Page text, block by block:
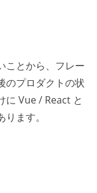
ことから、フレー
のプロダクトの状
に Vue / React と
ます。